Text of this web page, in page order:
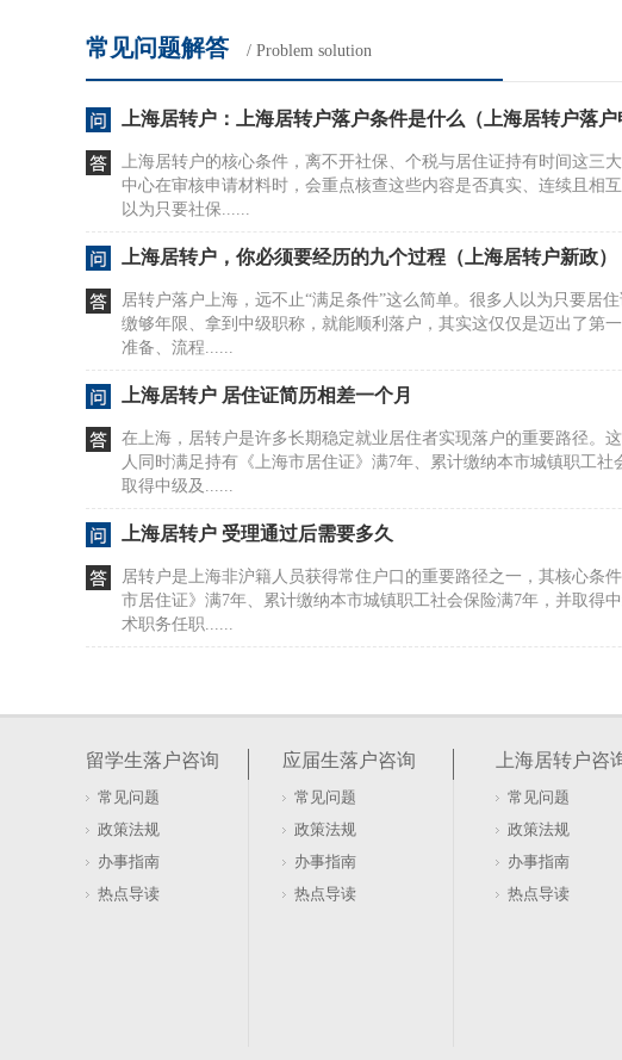
常见问题解答 / Problem solution
上海居转户：上海居转户落户条件是什么（上海居转户落户
上海居转户的核心条件，离不开社保、个税与居住证持有时间这三
中心在审核申请材料时，会重点核查这些内容是否真实、连续且相
以为只要社保......
上海居转户，你必须要经历的九个过程（上海居转户新政）
居转户落户上海，远不止“满足条件”这么简单。很多人以为只要居
缴够年限、拿到中级职称，就能顺利落户，其实这仅仅是迈出了第
准备、流程......
上海居转户 居住证简历相差一个月
在上海，居转户是许多长期稳定就业居住者实现落户的重要路径。
人同时满足持有《上海市居住证》满7年、累计缴纳本市城镇职工社
取得中级及......
上海居转户 受理通过后需要多久
居转户是上海非沪籍人员获得常住户口的重要路径之一，其核心条
市居住证》满7年、累计缴纳本市城镇职工社会保险满7年，并取得
术职务任职......
直接落户条件中提到的“在本市被评聘为高级专业技术职务或高级技
是所持有的高......
上海居转户（五篇）
申请居转户需提交的材料共十四项，均须加盖申报单位公章：1、《
提交后打印......
留学生落户咨询
常见问题
政策法规
办事指南
热点导读
应届生落户咨询
常见问题
政策法规
办事指南
热点导读
上海居转户咨
常见问题
政策法规
办事指南
热点导读